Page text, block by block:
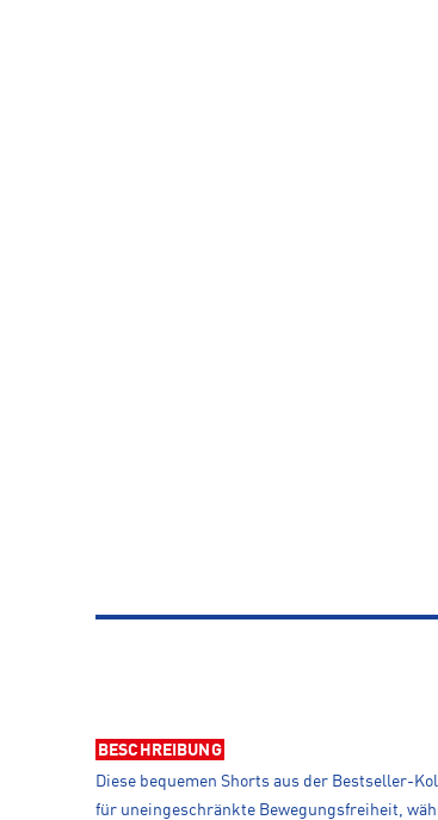
BESCHREIBUNG
Diese bequemen Shorts aus der Bestseller-
für uneingeschränkte Bewegungsfreiheit,